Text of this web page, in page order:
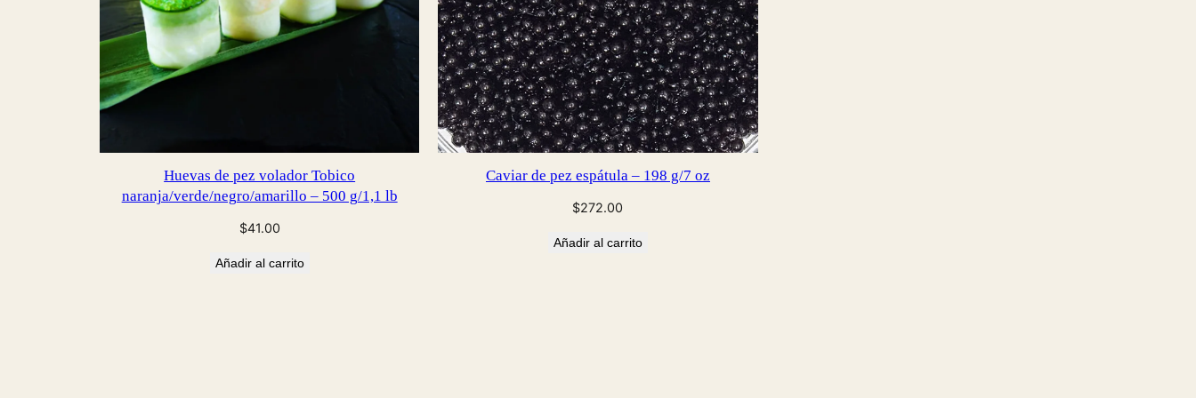
Huevas de pez volador Tobico
naranja/verde/negro/amarillo – 500 g/1,1 lb
$41.00
Añadir al carrito
Caviar de pez espátula – 198 g/7 oz
$272.00
Añadir al carrito